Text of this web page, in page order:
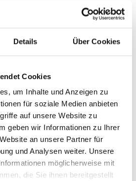
Details Über Cookies
Cookies
um Inhalte und Anzeigen zu
für soziale Medien anbieten
auf unsere Website zu
geben wir Informationen zu Ihrer
an unsere Partner für
und Analysen weiter. Unsere
möglicherweise mit
die Sie ihnen bereitgestellt